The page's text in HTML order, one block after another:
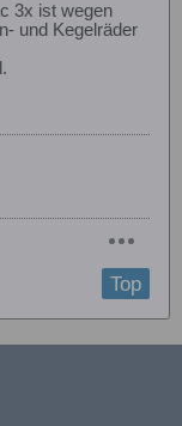
3x ist wegen
und Kegelräder
Top